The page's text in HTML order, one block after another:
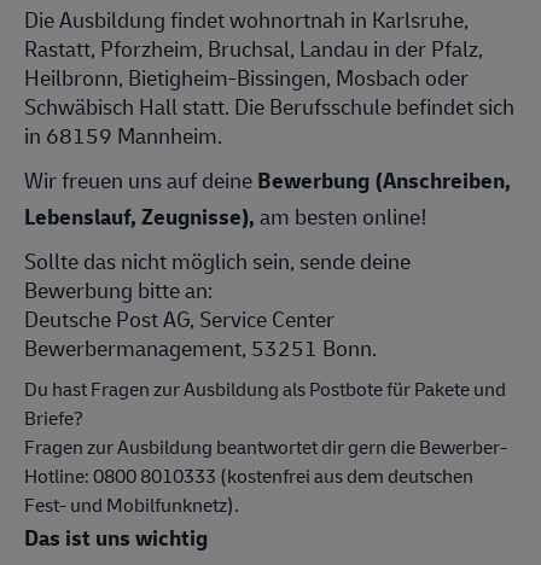
Die Ausbildung findet wohnortnah in Karlsruhe,
Rastatt, Pforzheim, Bruchsal, Landau in der Pfalz,
Heilbronn, Bietigheim-Bissingen, Mosbach oder
Schwäbisch Hall statt. Die Berufsschule befindet sich
in 68159 Mannheim.
Wir freuen uns auf deineBewerbung (Anschreiben,
Lebenslauf, Zeugnisse),am besten online!
Sollte das nicht möglich sein, sende deine
Bewerbung bitte an:
Deutsche Post AG, Service Center
Bewerbermanagement, 53251 Bonn.
Du hast Fragen zur Ausbildung als Postbote für Pakete und
Briefe?
Fragen zur Ausbildung beantwortet dir gern die Bewerber-
Hotline: 0800 8010333 (kostenfrei aus dem deutschen
Fest- und Mobilfunknetz).
Das ist uns wichtig